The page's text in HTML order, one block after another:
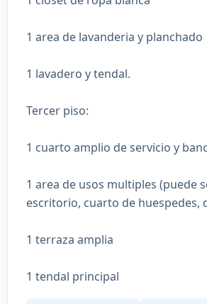
1 area de lavanderia y planchado
1 lavadero y tendal.
Tercer piso:
1 cuarto amplio de servicio y
1 area de usos multiples (puede
escritorio, cuarto de huespedes,
1 terraza amplia
1 tendal principal